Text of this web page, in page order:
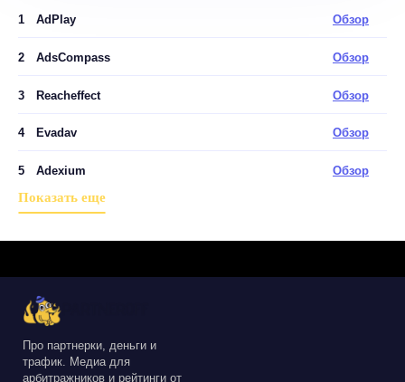
1 AdPlay Обзор
2 AdsCompass Обзор
3 Reacheffect Обзор
4 Evadav Обзор
5 Adexium Обзор
Показать еще
Про партнерки, деньги и
трафик. Медиа для
арбитражников и рейтинги от